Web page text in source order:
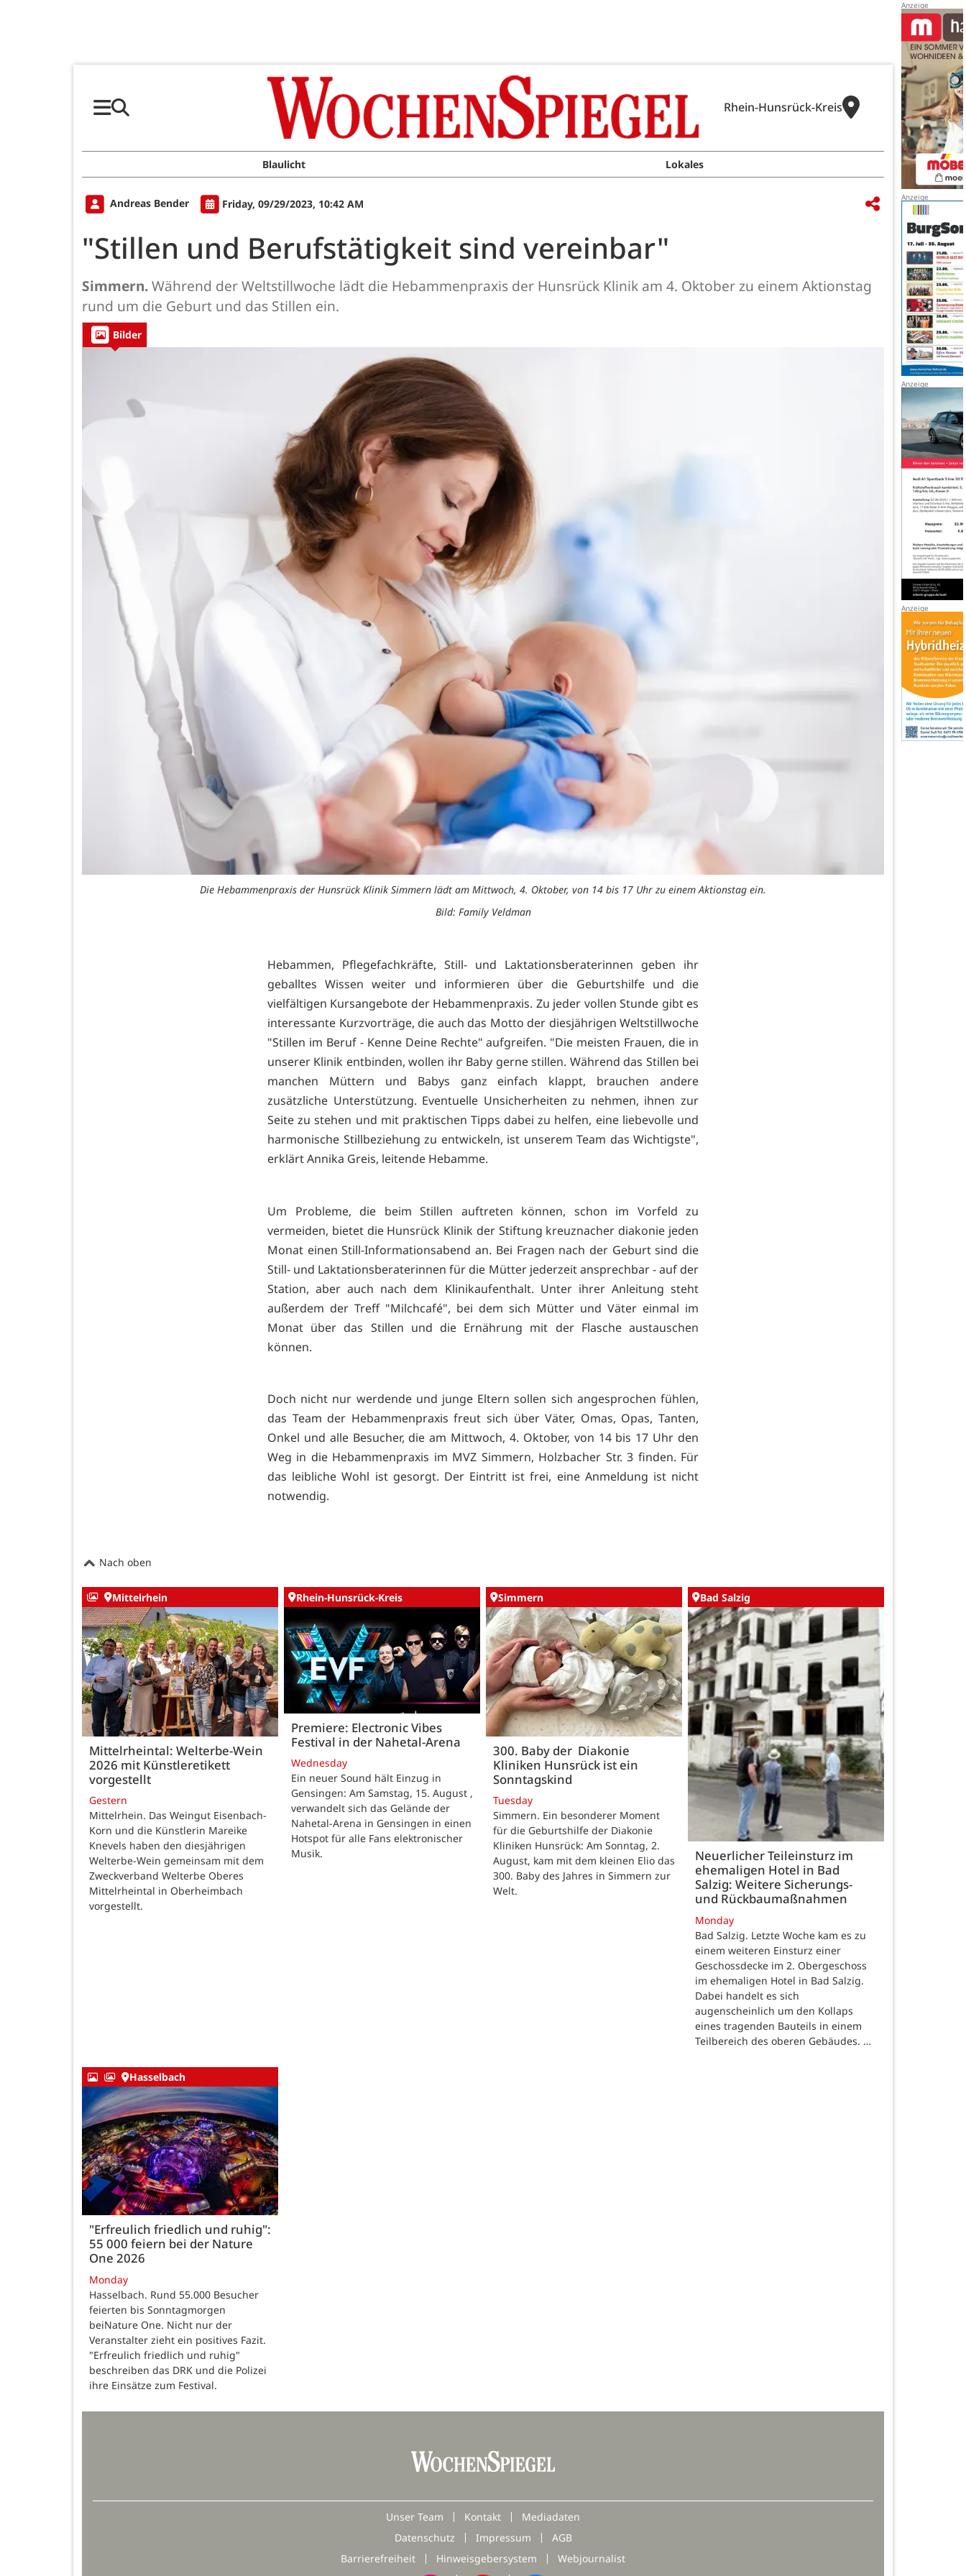
Rhein-Hunsrück-Kreis
Blaulicht Lokales
Andreas Bender Friday, 09/29/2023, 10:42 AM
"Stillen und Berufstätigkeit sind vereinbar"
Simmern.Während der Weltstillwoche lädt die Hebammenpraxis der Hunsrück Klinik am 4. Oktober zu einem Aktionstag
rund um die Geburt und das Stillen ein.
Bilder
Die Hebammenpraxis der Hunsrück Klinik Simmern lädt am Mittwoch, 4. Oktober, von 14 bis 17 Uhr zu einem Aktionstag ein.
Bild: Family Veldman
Hebammen, Pflegefachkräfte, Still- und Laktationsberaterinnen geben ihr
geballtes Wissen weiter und informieren über die Geburtshilfe und die
vielfältigen Kursangebote der Hebammenpraxis. Zu jeder vollen Stunde gibt es
interessante Kurzvorträge, die auch das Motto der diesjährigen Weltstillwoche
"Stillen im Beruf - Kenne Deine Rechte" aufgreifen. "Die meisten Frauen, die in
unserer Klinik entbinden, wollen ihr Baby gerne stillen. Während das Stillen bei
manchen Müttern und Babys ganz einfach klappt, brauchen andere
zusätzliche Unterstützung. Eventuelle Unsicherheiten zu nehmen, ihnen zur
Seite zu stehen und mit praktischen Tipps dabei zu helfen, eine liebevolle und
harmonische Stillbeziehung zu entwickeln, ist unserem Team das Wichtigste",
erklärt Annika Greis, leitende Hebamme.
Um Probleme, die beim Stillen auftreten können, schon im Vorfeld zu
vermeiden, bietet die Hunsrück Klinik der Stiftung kreuznacher diakonie jeden
Monat einen Still-Informationsabend an. Bei Fragen nach der Geburt sind die
Still- und Laktationsberaterinnen für die Mütter jederzeit ansprechbar - auf der
Station, aber auch nach dem Klinikaufenthalt. Unter ihrer Anleitung steht
außerdem der Treff "Milchcafé", bei dem sich Mütter und Väter einmal im
Monat über das Stillen und die Ernährung mit der Flasche austauschen
können.
Doch nicht nur werdende und junge Eltern sollen sich angesprochen fühlen,
das Team der Hebammenpraxis freut sich über Väter, Omas, Opas, Tanten,
Onkel und alle Besucher, die am Mittwoch, 4. Oktober, von 14 bis 17 Uhr den
Weg in die Hebammenpraxis im MVZ Simmern, Holzbacher Str. 3 finden. Für
das leibliche Wohl ist gesorgt. Der Eintritt ist frei, eine Anmeldung ist nicht
notwendig.
Nach oben
Mittelrhein
Mittelrheintal: Welterbe-Wein
2026 mit Künstleretikett
vorgestellt
Gestern
Mittelrhein. Das Weingut Eisenbach-
Korn und die Künstlerin Mareike
Knevels haben den diesjährigen
Welterbe-Wein gemeinsam mit dem
Zweckverband Welterbe Oberes
Mittelrheintal in Oberheimbach
vorgestellt.
Rhein-Hunsrück-Kreis
Premiere: Electronic Vibes
Festival in der Nahetal-Arena
Wednesday
Ein neuer Sound hält Einzug in
Gensingen: Am Samstag, 15. August ,
verwandelt sich das Gelände der
Nahetal-Arena in Gensingen in einen
Hotspot für alle Fans elektronischer
Musik.
Simmern
300. Baby der Diakonie
Kliniken Hunsrück ist ein
Sonntagskind
Tuesday
Simmern. Ein besonderer Moment
für die Geburtshilfe der Diakonie
Kliniken Hunsrück: Am Sonntag, 2.
August, kam mit dem kleinen Elio das
300. Baby des Jahres in Simmern zur
Welt.
Bad Salzig
Neuerlicher Teileinsturz im
ehemaligen Hotel in Bad
Salzig: Weitere Sicherungs-
und Rückbaumaßnahmen
Monday
Bad Salzig. Letzte Woche kam es zu
einem weiteren Einsturz einer
Geschossdecke im 2. Obergeschoss
im ehemaligen Hotel in Bad Salzig.
Dabei handelt es sich
augenscheinlich um den Kollaps
eines tragenden Bauteils in einem
Teilbereich des oberen Gebäudes. …
Hasselbach
"Erfreulich friedlich und ruhig":
55 000 feiern bei der Nature
One 2026
Monday
Hasselbach. Rund 55.000 Besucher
feierten bis Sonntagmorgen
beiNature One. Nicht nur der
Veranstalter zieht ein positives Fazit.
"Erfreulich friedlich und ruhig"
beschreiben das DRK und die Polizei
ihre Einsätze zum Festival.
Unser Team Kontakt
Mediadaten
Datenschutz
Impressum
AGB
Barrierefreiheit
Hinweisgebersystem Webjournalist